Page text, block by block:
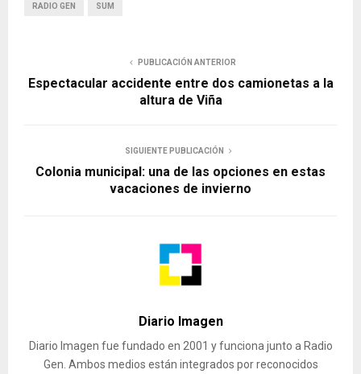
RADIO GEN SUM
PUBLICACIÓN ANTERIOR
Espectacular accidente entre dos camionetas a la
altura de Viña
SIGUIENTE PUBLICACIÓN
Colonia municipal: una de las opciones en estas
vacaciones de invierno
Diario Imagen
Diario Imagen fue fundado en 2001 y funciona junto a Radio
Gen. Ambos medios están integrados por reconocidos